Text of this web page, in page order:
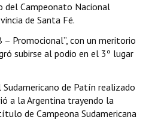
del Campeonato Nacional
de Santa Fé.
Promocional”, con un meritorio
subirse al podio en el 3º lugar
de Patín realizado
a la Argentina trayendo la
de Campeona Sudamericana